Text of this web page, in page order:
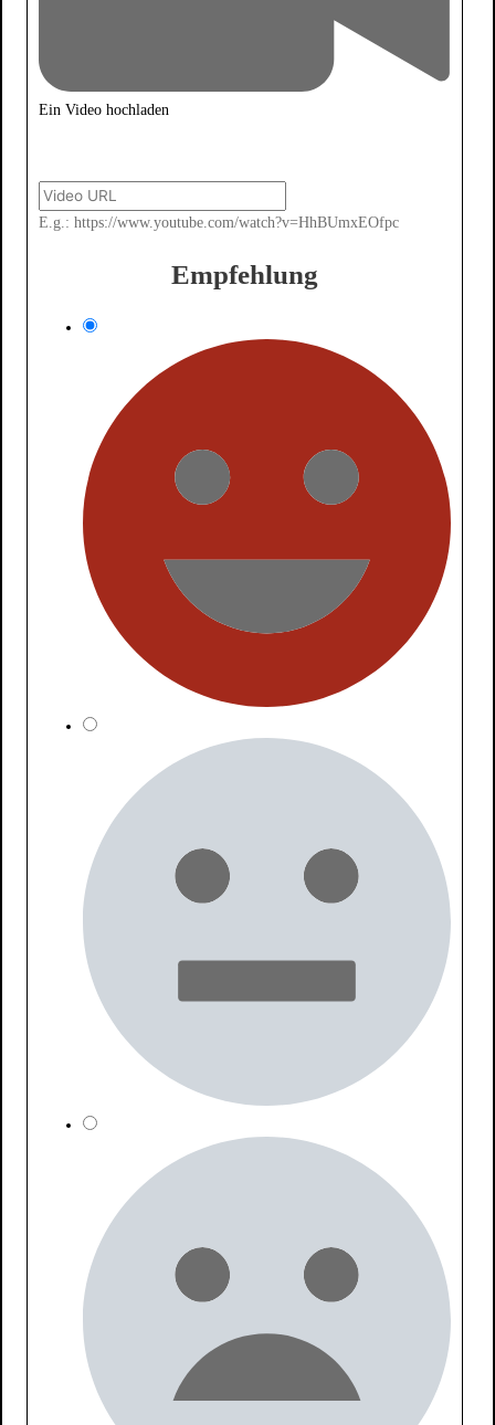
Ein Video hochladen
E.g.: https://www.youtube.com/watch?v=HhBUmxEOfpc
Empfehlung